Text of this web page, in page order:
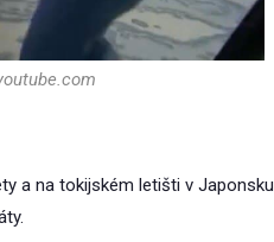
a na tokijském letišti v Japonsku